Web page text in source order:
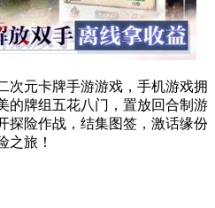
次元卡牌手游游戏，手机游戏拥
的牌组五花八门，置放回合制游
探险作战，结集图签，激话缘份
之旅！